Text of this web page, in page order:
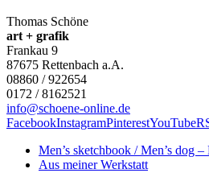
Thomas Schöne
art + grafik
Frankau 9
87675 Rettenbach a.A.
08860 / 922654
0172 / 8162521
info@schoene-online.de
FacebookInstagramPinterestYouTube
Men’s sketchbook / Men’s dog
Aus meiner Werkstatt